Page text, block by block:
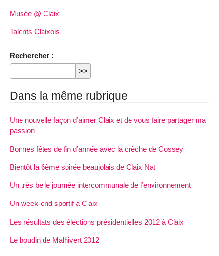
Musée @ Claix
Talents Claixois
Rechercher :
Dans la même rubrique
Une nouvelle façon d’aimer Claix et de vous faire partager ma
passion
Bonnes fêtes de fin d’année avec la crèche de Cossey
Bientôt la 6ème soirée beaujolais de Claix Nat
Un très belle journée intercommunale de l’environnement
Un week-end sportif à Claix
Les résultats des élections présidentielles 2012 à Claix
Le boudin de Malhivert 2012